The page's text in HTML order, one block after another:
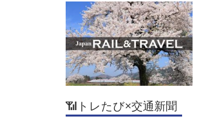
📶トレたび×交通新聞